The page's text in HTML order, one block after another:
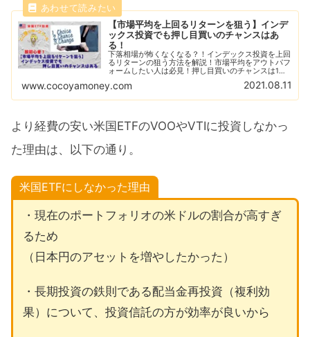
【市場平均を上回るリターンを狙う】インデ
ックス投資でも押し目買いのチャンスはあ
る！
下落相場が怖くなくなる？！インデックス投資を上回
るリターンの狙う方法を解説！市場平均をアウトパフ
ォームしたい人は必見！押し目買いのチャンスは1ヶ
月に1回のペースで訪れる！チャンスを逃さないため
にもキャッシュポジションを高めよう！
www.cocoyamoney.com 2021.08.11
より経費の安い米国ETFのVOOやVTIに投資しなかっ
た理由は、以下の通り。
米国ETFにしなかった理由
・現在のポートフォリオの米ドルの割合が高すぎ
るため
（日本円のアセットを増やしたかった）
・長期投資の鉄則である配当金再投資（複利効
果）について、投資信託の方が効率が良いから